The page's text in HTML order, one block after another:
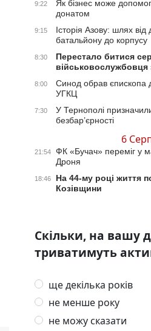
9:22
Як бізнес може
донатом
9:15
Історія Азову: шлях
батальйону до корпусу
8:30
Перестало битися
8:00
Синод обрав єпископа
УГКЦ
7:30
У Тернополі
безбар’єрності
6
21:54
ФК «Бучач» переміг у
Дроня
18:46
На 44-му році життя
Козівщини
Скільки, на вашу
триватимуть
ще декілька років
не менше року
не можу сказати